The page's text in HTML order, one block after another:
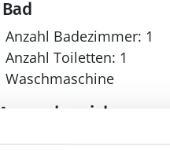
Anzahl Badezimmer: 1
Anzahl Toiletten: 1
Waschmaschine
Aussenbereich
Terrasse: 16 m²